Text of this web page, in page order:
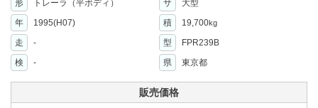
形 トレーラ（平ボディ） サ
大型
年
1995(H07) 積 19,700kg
走 - 型
FPR239B
検
- 県 東京都
販売価格